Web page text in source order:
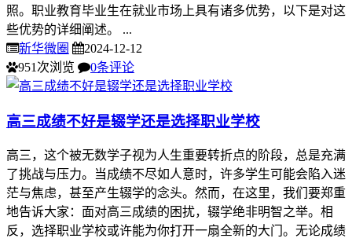
照。职业教育毕业生在就业市场上具有诸多优势，以下是对这
些优势的详细阐述。 ...
新华微圈
2024-12-12
951次浏览
0条评论
高三成绩不好是辍学还是选择职业学校
高三，这个被无数学子视为人生重要转折点的阶段，总是充满
了挑战与压力。当成绩不尽如人意时，许多学生可能会陷入迷
茫与焦虑，甚至产生辍学的念头。然而，在这里，我们要郑重
地告诉大家：面对高三成绩的困扰，辍学绝非明智之举。相
反，选择职业学校或许能为你打开一扇全新的大门。无论成绩